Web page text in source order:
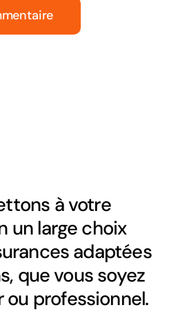
à votre
un large choix
adaptées
que vous soyez
professionnel.